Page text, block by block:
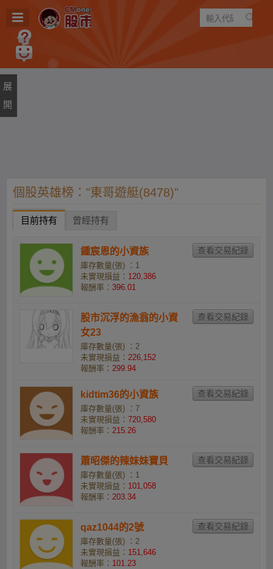
遊戲
個股英雄榜："東哥遊艇(8478)"
目前持有 曾經持有
鍾宸恩的小資族
庫存數量(張) ：1
未實現損益： 120,386
報酬率： 396.01
股市沉浮的漁翁的小資
女23
庫存數量(張) ：2
未實現損益： 226,152
報酬率： 299.94
kidtim36的小資族
庫存數量(張) ：7
未實現損益： 720,580
報酬率： 215.26
蕭昭傑的辣妹妹寶貝
庫存數量(張) ：1
未實現損益： 101,058
報酬率： 203.34
qaz1044的2號
庫存數量(張) ：2
未實現損益： 151,646
報酬率： 101.23